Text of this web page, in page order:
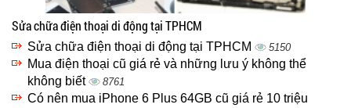
Sửa chữa điện thoại di động tại TPHCM
Sửa chữa điện thoại di động tại TPHCM 5150
Mua điện thoại cũ giá rẻ và những lưu ý không thể
không biết
8761
Có nên mua iPhone 6 Plus 64GB cũ giá rẻ 10 triệu